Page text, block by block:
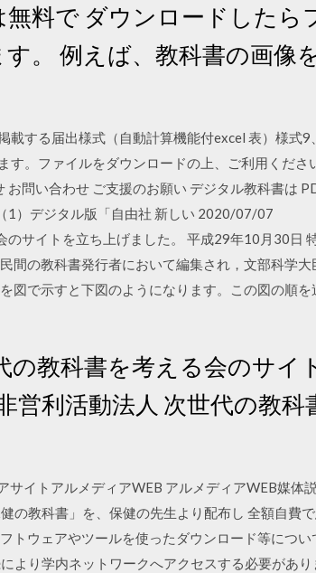
料で ダウンロードしたら
。 例えば、教科書の画像
載する届出様式（自動計算機能付excel 表）様式9
。ファイルをダウンロードの上、ご利用くださ
問い合わせ ご支援のお願い デジタル教科書は
1）デジタル版「自由社 新しい 2020/07/07
サイトを立ち上げました。 平成29年10月30日
間の教科書発行者において編集され，文部科学大
図で示すと下図のようになります。この図の順を
の教科書を考える会のサイ
営利活動法人 次世代の教科
イトアルメディアWEB アルメディアWEB媒体
の教科書」を、保健の先生より配布し 全額自費
トウェアやツールを使ったダウンロード等につい
より学内ネットワークへアクセスする必要があり